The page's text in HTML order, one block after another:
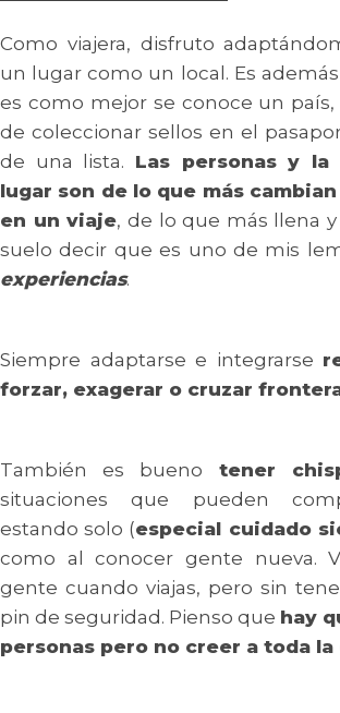
Como viajera, disfruto
un lugar como un local. Es
es como mejor se conoce un país,
de coleccionar sellos en el
de una lista. Las personas y
lugar son de lo que más
en un viaje, de lo que más llena
suelo decir que es uno de mis
experiencias.
Siempre adaptarse e integrarse
forzar, exagerar o cruzar
También es bueno tener
situaciones que pueden
estando solo (especial cuidado
como al conocer gente nueva.
gente cuando viajas, pero sin
pin de seguridad. Pienso que hay
personas pero no creer a toda